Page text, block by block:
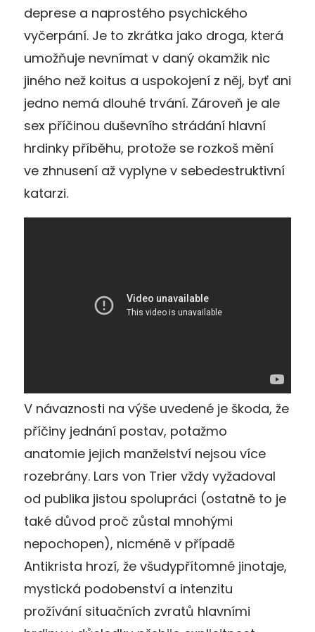
deprese a naprostého psychického
vyčerpání. Je to zkrátka jako droga, která
umožňuje nevnímat v daný okamžik nic
jiného než koitus a uspokojení z něj, byť ani
jedno nemá dlouhé trvání. Zároveň je ale
sex příčinou duševního strádání hlavní
hrdinky příběhu, protože se rozkoš mění
ve zhnusení až vyplyne v sebedestruktivní
katarzi.
V návaznosti na výše uvedené je škoda, že
příčiny jednání postav, potažmo
anatomie jejich manželství nejsou více
rozebrány. Lars von Trier vždy vyžadoval
od publika jistou spolupráci (ostatně to je
také důvod proč zůstal mnohými
nepochopen), nicméně v případě
Antikrista hrozí, že všudypřítomné jinotaje,
mystická podobenství a intenzitu
prožívání situačních zvratů hlavními